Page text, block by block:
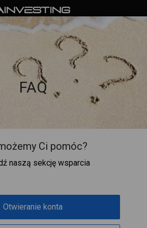
FAQ
Ci pomóc?
naszą sekcję wsparcia
Otwieranie konta